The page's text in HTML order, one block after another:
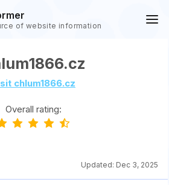
of website information
chlum1866.cz
Overall rating:
Updated: Dec 3, 2025